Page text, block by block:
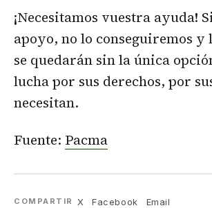
¡Necesitamos vuestra ayuda!
apoyo, no lo conseguiremos y
se quedarán sin la única
lucha por sus derechos, por
necesitan.
Fuente: Pacma
COMPARTIR X Facebook Email